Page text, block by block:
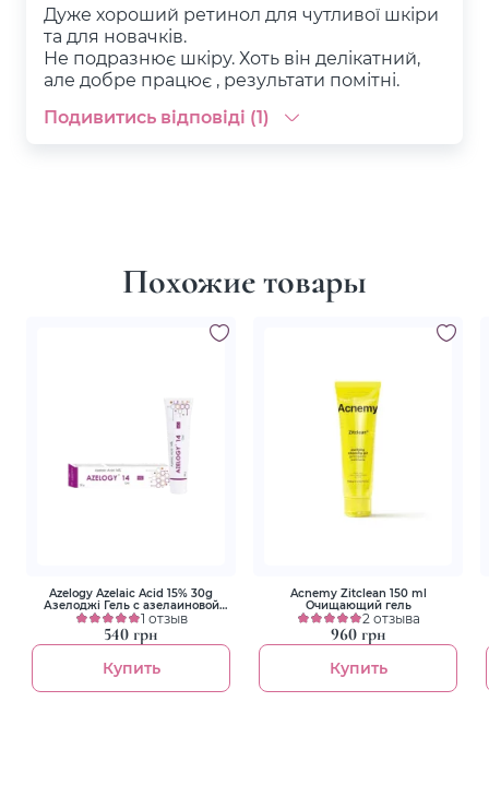
Дуже хороший ретинол для чутливої шкіри
та для новачків.
Не подразнює шкіру. Хоть він делікатний,
але добре працює , результати помітні.
Подивитись відповіді (1)
Похожие товары
Azelogy Azelaic Acid 15% 30g
Азелоджі Гель с азелаиновой
кислотой 15%
1 отзыв
540 грн
Купить
Acnemy Zitclean 150 ml
Очищающий гель
2 отзыва
960 грн
Купить